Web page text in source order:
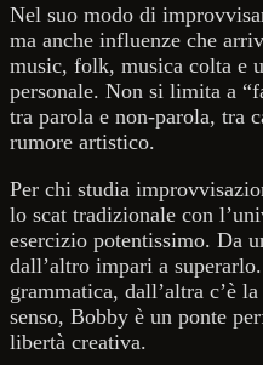
Nel suo modo di
ma anche influenze che
music, folk, musica colta e
personale. Non si limita a
tra parola e non-parola, tra
rumore artistico.
Per chi studia
lo scat tradizionale con
esercizio potentissimo. Da
dall’altro impari a
grammatica, dall’altra c’è
senso, Bobby è un ponte
libertà creativa.